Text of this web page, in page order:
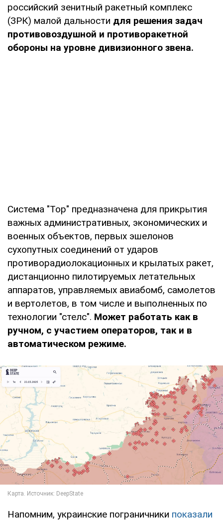
российский зенитный ракетный комплекс
(ЗРК) малой дальности для решения задач
противовоздушной и противоракетной
обороны на уровне дивизионного звена.
Система "Тор" предназначена для прикрытия
важных административных, экономических и
военных объектов, первых эшелонов
сухопутных соединений от ударов
противорадиолокационных и крылатых ракет,
дистанционно пилотируемых летательных
аппаратов, управляемых авиабомб, самолетов
и вертолетов, в том числе и выполненных по
технологии "стелс". Может работать как в
ручном, с участием операторов, так и в
автоматическом режиме.
Напомним, украинские пограничники показали